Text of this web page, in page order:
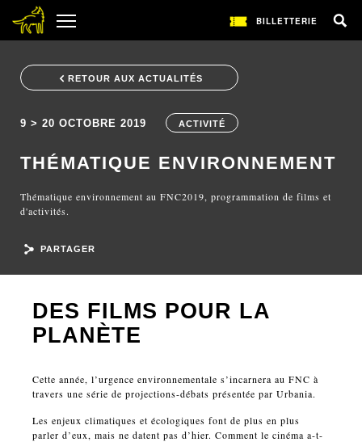
BILLETTERIE
RETOUR AUX ACTUALITÉS
9 > 20 OCTOBRE 2019 ACTIVITÉ
THÉMATIQUE ENVIRONNEMENT
Thématique environnement au FNC2019, programmation de films et
d'activités.
PARTAGER
DES FILMS POUR LA
PLANÈTE
Cette année, l’urgence environnementale s’incarnera au FNC à
travers une série de projections-débats présentée par Urbania.
Les enjeux climatiques et écologiques font de plus en plus
parler d’eux, mais ne datent pas d’hier. Comment le cinéma a-t-